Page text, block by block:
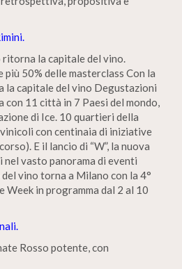
ritorna la capitale del vino.
più 50% delle masterclass Con la
la capitale del vino Degustazioni
con 11 città in 7 Paesi del mondo,
di Ice. 10 quartieri della
con centinaia di iniziative
E il lancio di “W”, la nuova
vasto panorama di eventi
vino torna a Milano con la 4°
Week in programma dal 2 al 10
Rosso potente, con